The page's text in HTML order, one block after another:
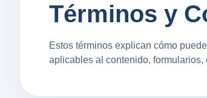
Términos y
Estos términos explican cómo
aplicables al contenido,